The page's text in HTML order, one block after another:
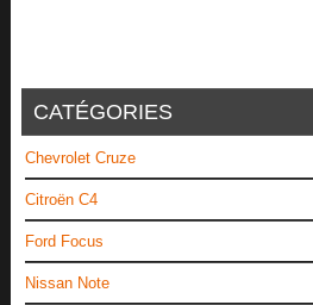
CATÉGORIES
Chevrolet Cruze
Citroën C4
Ford Focus
Nissan Note